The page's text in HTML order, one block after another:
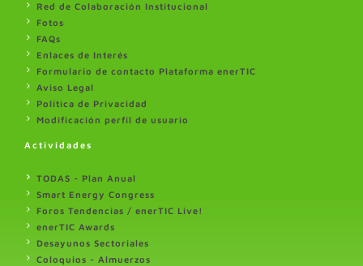
Red de Colaboración Institucional
Fotos
FAQs
Enlaces de Interés
Formulario de contacto Plataforma enerTIC
Aviso Legal
Politica de Privacidad
Modificación perfil de usuario
Actividades
TODAS - Plan Anual
Smart Energy Congress
Foros Tendencias / enerTIC Live!
enerTIC Awards
Desayunos Sectoriales
Coloquios - Almuerzos